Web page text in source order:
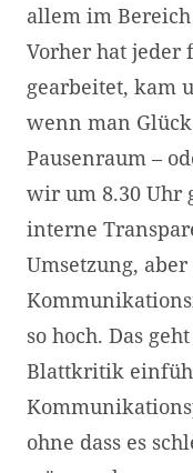
allem im
Vorher hat jeder
gearbeitet, kam
wenn man
Pausenraum –
wir um 8.30 Uhr
interne
Umsetzung,
so hoch. Das
Blattkritik
ohne dass es